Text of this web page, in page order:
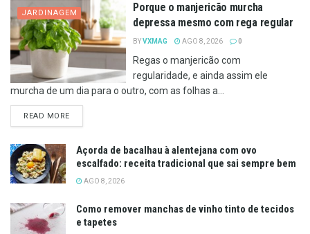
JARDINAGEM
Porque o manjericão murcha
depressa mesmo com rega regular
BYVXMAG AGO 8, 2026 0
Regas o manjericão com
regularidade, e ainda assim ele
murcha de um dia para o outro, com as folhas a...
READ MOREDETAILS
Açorda de bacalhau à alentejana com ovo
escalfado: receita tradicional que sai sempre bem
AGO 8, 2026
Como remover manchas de vinho tinto de tecidos
e tapetes